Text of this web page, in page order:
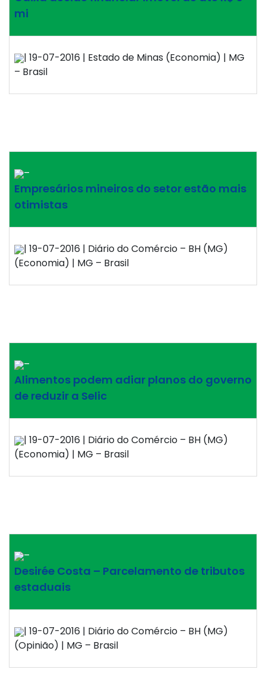
mi
| 19-07-2016 | Estado de Minas (Economia) | MG
– Brasil
–
Empresários mineiros do setor estão mais
otimistas
| 19-07-2016 | Diário do Comércio – BH (MG)
(Economia) | MG – Brasil
–
Alimentos podem adiar planos do governo
de reduzir a Selic
| 19-07-2016 | Diário do Comércio – BH (MG)
(Economia) | MG – Brasil
–
Desirée Costa – Parcelamento de tributos
estaduais
| 19-07-2016 | Diário do Comércio – BH (MG)
(Opinião) | MG – Brasil